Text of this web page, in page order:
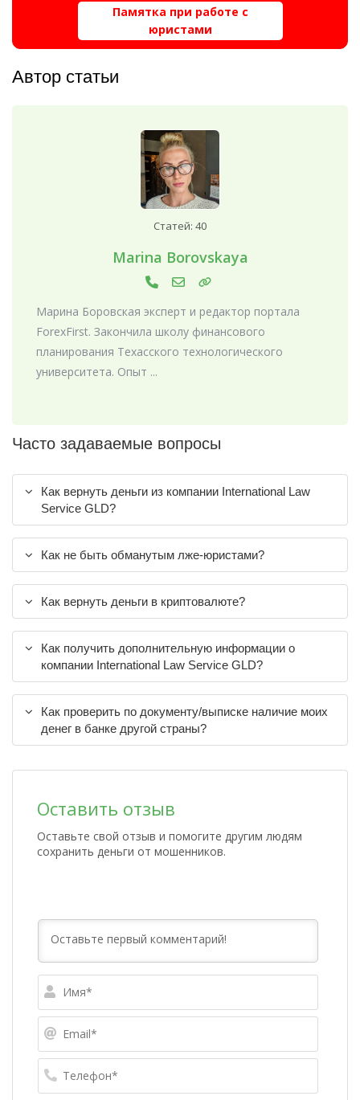
Памятка при работе с
юристами
Автор статьи
Статей: 40
Marina Borovskaya
Марина Боровская эксперт и редактор портала
ForexFirst. Закончила школу финансового
планирования Техасского технологического
университета. Опыт ...
Часто задаваемые вопросы
Как вернуть деньги из компании International Law
Service GLD?
Как не быть обманутым лже-юристами?
Как вернуть деньги в криптовалюте?
Как получить дополнительную информации о
компании International Law Service GLD?
Как проверить по документу/выписке наличие моих
денег в банке другой страны?
Оставить отзыв
Оставьте свой отзыв и помогите другим людям
сохранить деньги от мошенников.